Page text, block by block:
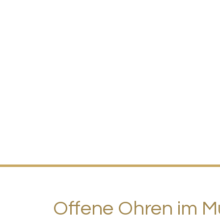
Offene Ohren im